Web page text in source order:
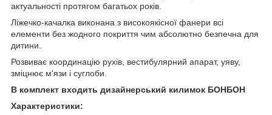
актуальності протягом багатьох років.
Ліжечко-качалка виконана з високоякісної фанери всі
елементи без жодного покриття чим абсолютно безпечна для
дитини.
Розвиває координацію рухів, вестибулярний апарат, уяву,
зміцнює м'язи і суглоби.
В комплект входить дизайнерський килимок БОНБОН
Характеристики: